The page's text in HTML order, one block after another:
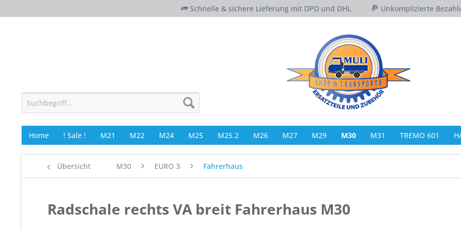
Schnelle & sichere Lieferung mit DPD und DHL Unkomplizierte
Home ! Sale ! M21 M22 M24 M25 M25.2 M26 M27 M29 M30 M31 TREMO 601
Übersicht M30 EURO 3 Fahrerhaus
Radschale rechts VA breit Fahrerhaus M30